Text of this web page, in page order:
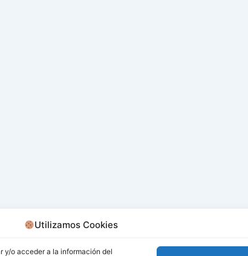
Utilizamos Cookies
y/o acceder a la información del